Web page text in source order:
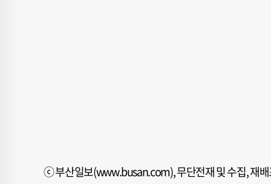
ⓒ 부산일보(www.busan.com), 무단전재 및 수집, 재